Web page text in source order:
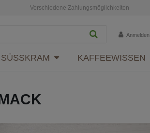
Verschiedene Zahlungsmöglichkeiten
Anmelden
SÜSSKRAM KAFFEEWISSEN